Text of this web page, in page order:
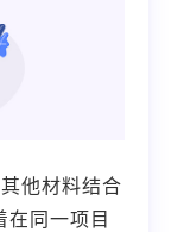
他材料结合
在同一项目